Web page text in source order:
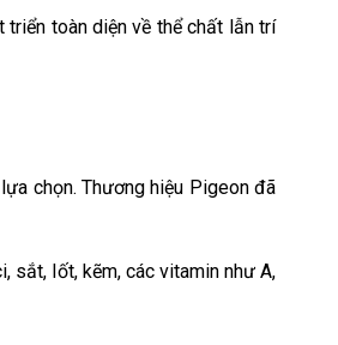
toàn diện về thể chất lẫn trí
chọn. Thương hiệu Pigeon đã
sắt, Iốt, kẽm, các vitamin như A,